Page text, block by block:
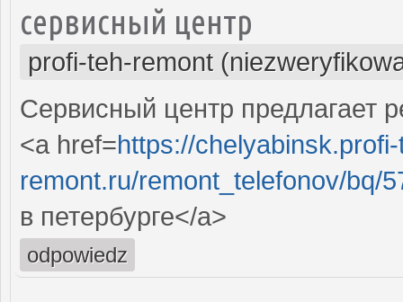
сервисный центр
profi-teh-remont
Сервисный центр предлагает
<a href=https://
remont.ru/remont_telefonov/bq/
в петербурге</a>
odpowiedz